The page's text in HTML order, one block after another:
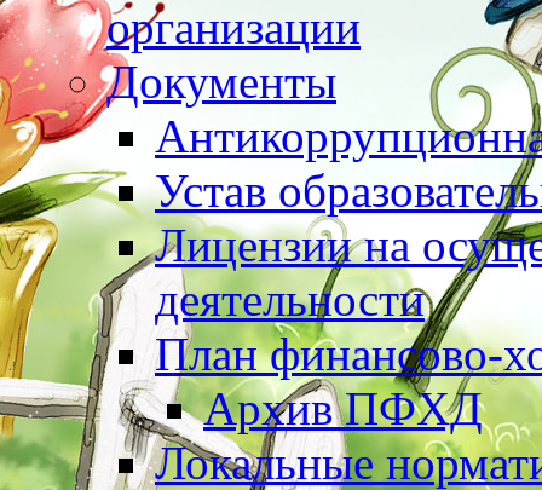
организации
Документы
Устав
Лицензии на
деятельности
План финансово-
Архив ПФХД
Локальные